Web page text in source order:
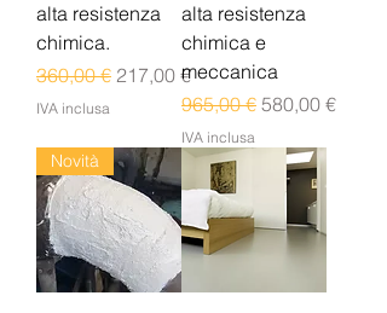
alta resistenza
chimica.
Prezzo regolare
360,00 € Prezzo scontato
217,00 €
IVA inclusa
alta resistenza
chimica e
meccanica
Prezzo regolare
965,00 € Prezzo scontato
580,00 €
IVA inclusa
Novità